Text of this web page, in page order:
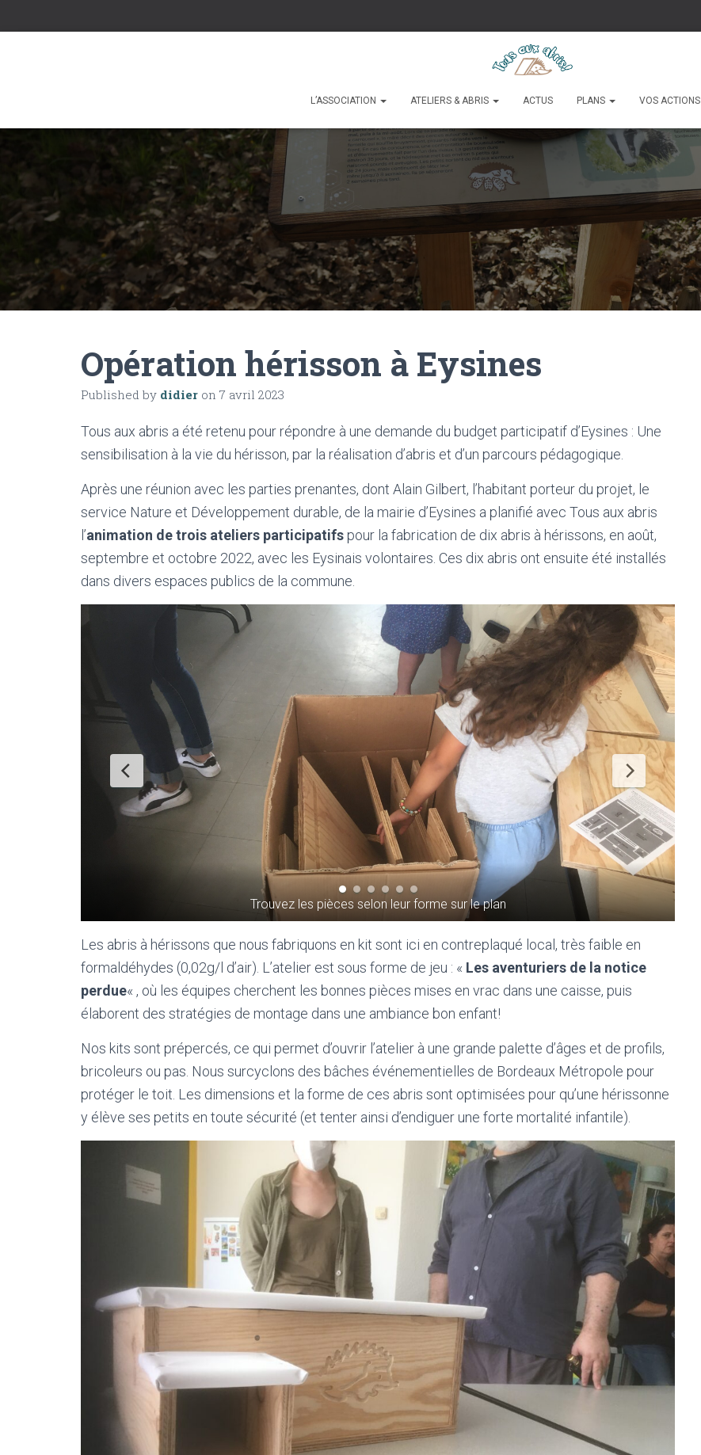
L’ASSOCIATION ATELIERS & ABRIS ACTUS PLANS VOS ACTIONS
Opération hérisson à Eysines
Published by didier on 7 avril 2023
Tous aux abris a été retenu pour répondre à une demande du budget participatif d’Eysines : Une
sensibilisation à la vie du hérisson, par la réalisation d’abris et d’un parcours pédagogique.
Après une réunion avec les parties prenantes, dont Alain Gilbert, l’habitant porteur du projet, le
service Nature et Développement durable, de la mairie d’Eysines a planifié avec Tous aux abris
l’animation de trois ateliers participatifs pour la fabrication de dix abris à hérissons, en août,
septembre et octobre 2022, avec les Eysinais volontaires. Ces dix abris ont ensuite été installés
dans divers espaces publics de la commune.
Trouvez les pièces selon leur forme sur le plan
Les abris à hérissons que nous fabriquons en kit sont ici en contreplaqué local, très faible en
formaldéhydes (0,02g/l d’air). L’atelier est sous forme de jeu : « Les aventuriers de la notice
perdue« , où les équipes cherchent les bonnes pièces mises en vrac dans une caisse, puis
élaborent des stratégies de montage dans une ambiance bon enfant!
Nos kits sont prépercés, ce qui permet d’ouvrir l’atelier à une grande palette d’âges et de profils,
bricoleurs ou pas. Nous surcyclons des bâches événementielles de Bordeaux Métropole pour
protéger le toit. Les dimensions et la forme de ces abris sont optimisées pour qu’une hérissonne
y élève ses petits en toute sécurité (et tenter ainsi d’endiguer une forte mortalité infantile).